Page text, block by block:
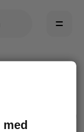
det.
försök igen